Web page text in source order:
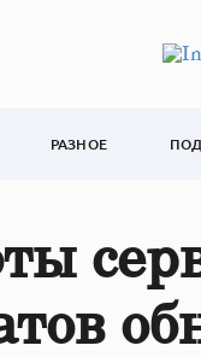
РАЗНОЕ